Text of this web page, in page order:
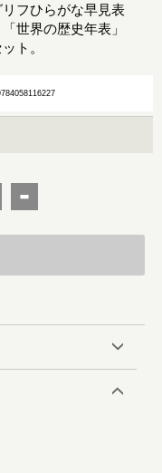
リフひらがな早見表
世界の歴史年表」
ト。
-